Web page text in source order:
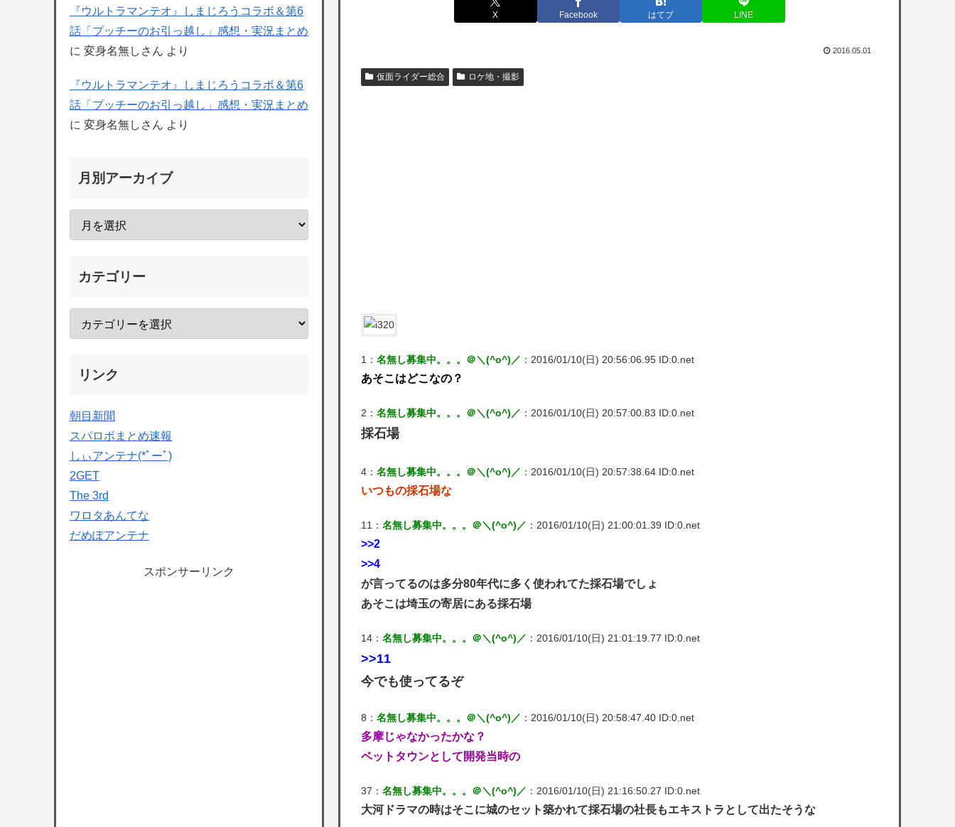
本地震直後の日本の対応のスピードに世界が
れたキャラの掛け合いだからなぁ（約100人）
Powered by livedoor 相互RSS
【シャニマス】人魚姫の世界に迷い込んだら
X Facebook はてブ LINE
2016.05.01
仮面ライダー総合 ロケ地・撮影
1： 名無し募集中。。。＠＼(^o^)／ ：2016/01/10(日) 20:56:06.95 ID:0.net
あそこはどこなの？
2： 名無し募集中。。。＠＼(^o^)／ ：2016/01/10(日) 20:57:00.83 ID:0.net
採石場
4： 名無し募集中。。。＠＼(^o^)／ ：2016/01/10(日) 20:57:38.64 ID:0.net
いつもの採石場な
11： 名無し募集中。。。＠＼(^o^)／ ：2016/01/10(日) 21:00:01.39 ID:0.net
>>2
>>4
が言ってるのは多分80年代に多く使われてた採石場でしょ
あそこは埼玉の寄居にある採石場
14： 名無し募集中。。。＠＼(^o^)／ ：2016/01/10(日) 21:01:19.77 ID:0.net
>>11
今でも使ってるぞ
8： 名無し募集中。。。＠＼(^o^)／ ：2016/01/10(日) 20:58:47.40 ID:0.net
多摩じゃなかったかな？
ベットタウンとして開発当時の
37： 名無し募集中。。。＠＼(^o^)／ ：2016/01/10(日) 21:16:50.27 ID:0.net
大河ドラマの時はそこに城のセット築かれて採石場の社長もエキストラとして出たそうな
『ウルトラマンテオ』しまじろうコラボ＆第6
話「プッチーのお引っ越し」感想・実況まとめ
に 変身名無しさん より
『ウルトラマンテオ』しまじろうコラボ＆第6
話「プッチーのお引っ越し」感想・実況まとめ
に 変身名無しさん より
月別アーカイブ
カテゴリー
リンク
朝目新聞
スパロボまとめ速報
しぃアンテナ(*ﾟーﾟ)
2GET
The 3rd
ワロタあんてな
だめぽアンテナ
スポンサーリンク